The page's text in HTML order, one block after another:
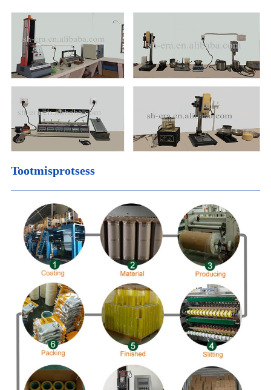
Tootmisprotsess